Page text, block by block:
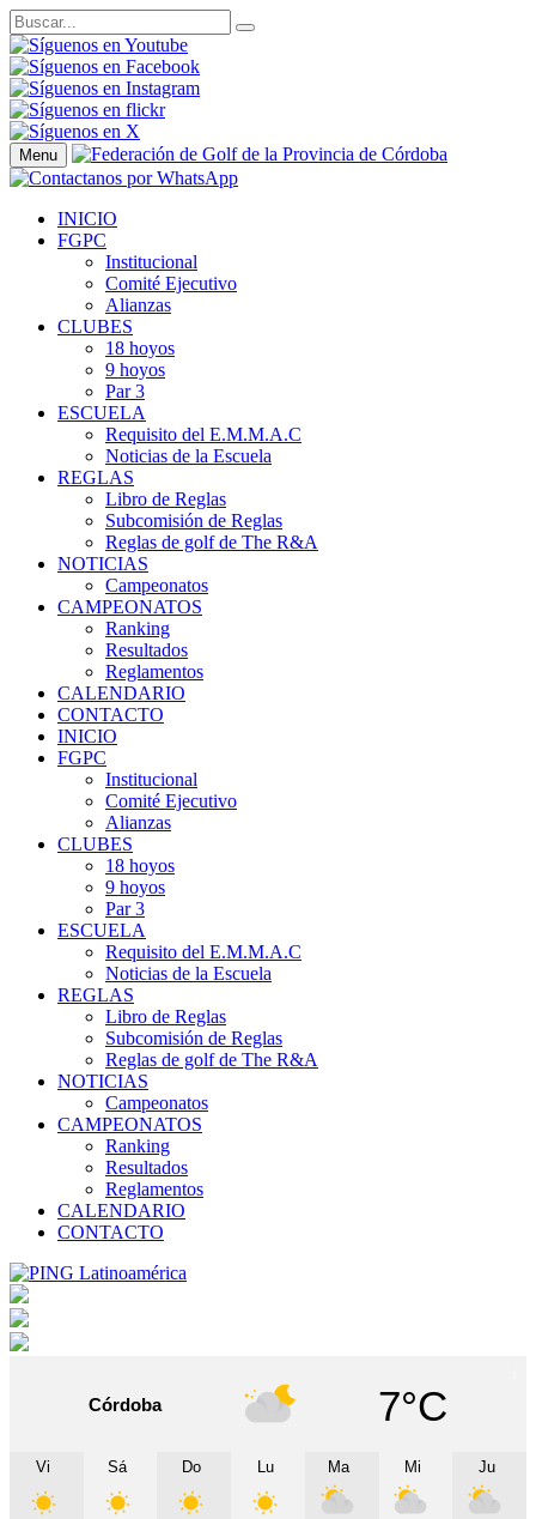
Menu
INICIO
FGPC
Institucional
Comité Ejecutivo
Alianzas
CLUBES
18 hoyos
9 hoyos
Par 3
ESCUELA
Requisito del E.M.M.A.C
Noticias de la Escuela
REGLAS
Libro de Reglas
Subcomisión de Reglas
Reglas de golf de The R&A
NOTICIAS
Campeonatos
CAMPEONATOS
Ranking
Resultados
Reglamentos
CALENDARIO
CONTACTO
INICIO
FGPC
Institucional
Comité Ejecutivo
Alianzas
CLUBES
18 hoyos
9 hoyos
Par 3
ESCUELA
Requisito del E.M.M.A.C
Noticias de la Escuela
REGLAS
Libro de Reglas
Subcomisión de Reglas
Reglas de golf de The R&A
NOTICIAS
Campeonatos
CAMPEONATOS
Ranking
Resultados
Reglamentos
CALENDARIO
CONTACTO
Córdoba 7°C
Vi Sá Do Lu Ma Mi Ju